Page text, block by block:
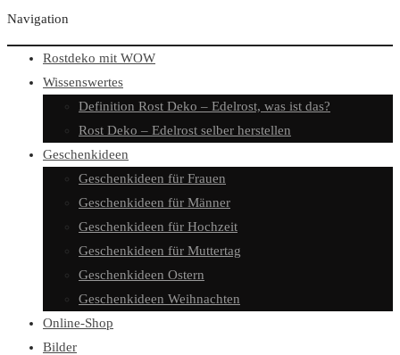
Navigation
Rostdeko mit WOW
Wissenswertes
Definition Rost Deko – Edelrost, was ist das?
Rost Deko – Edelrost selber herstellen
Geschenkideen
Geschenkideen für Frauen
Geschenkideen für Männer
Geschenkideen für Hochzeit
Geschenkideen für Muttertag
Geschenkideen Ostern
Geschenkideen Weihnachten
Online-Shop
Bilder